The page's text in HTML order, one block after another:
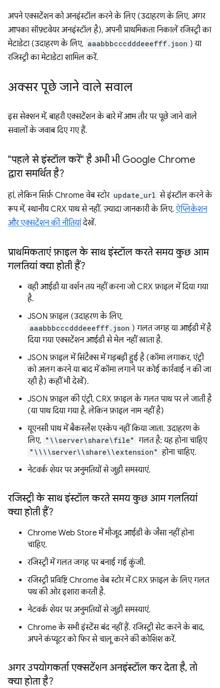
अपने एक्सटेंशन को अनइंस्टॉल करने के लिए (उदाहरण के लिए, अगर
आपका सॉफ़्टवेयर अनइंस्टॉल है), अपनी प्राथमिकता निकालें रजिस्ट्री का
मेटाडेटा (उदाहरण के लिए, aaabbbcccdddeeefff.json ) या
रजिस्ट्री का मेटाडेटा शामिल करें.
अक्सर पूछे जाने वाले सवाल
इस सेक्शन में, बाहरी एक्सटेंशन के बारे में आम तौर पर पूछे जाने वाले
सवालों के जवाब दिए गए हैं.
"पहले से इंस्टॉल करें" है अभी भी Google Chrome
द्वारा समर्थित है?
हां, लेकिन सिर्फ़ Chrome वेब स्टोर update_url से इंस्टॉल करने के
रूप में, स्थानीय CRX पाथ से नहीं. ज़्यादा जानकारी के लिए, ऐप्लिकेशन
और एक्सटेंशन की नीतियांदेखें.
प्राथमिकताएं फ़ाइल के साथ इंस्टॉल करते समय कुछ आम
गलतियां क्या होती हैं?
वही आईडी या वर्शन तय नहीं करना जो CRX फ़ाइल में दिया गया
है.
JSON फ़ाइल (उदाहरण के लिए,
aaabbbcccdddeeefff.json ) गलत जगह या आईडी में है
दिया गया एक्सटेंशन आईडी से मेल नहीं खाता है.
JSON फ़ाइल में सिंटैक्स में गड़बड़ी हुई है (कॉमा लगाकर, एंट्री
को अलग करने या बाद में कॉमा लगाने पर कोई कार्रवाई न की जा
रही है) कहीं भी देखें).
JSON फ़ाइल की एंट्री, CRX फ़ाइल के गलत पाथ पर ले जाती है
(या पाथ दिया गया है, लेकिन फ़ाइल नाम नहीं है)
यूएनसी पाथ में बैकस्लैश एस्केप नहीं किया जाता. उदाहरण के
लिए, "\\server\share\file" गलत है; यह होना चाहिए
"\\\\server\\share\\extension" होना चाहिए.
नेटवर्क शेयर पर अनुमतियों से जुड़ी समस्याएं.
रजिस्ट्री के साथ इंस्टॉल करते समय कुछ आम गलतियां
क्या होती हैं?
Chrome Web Store में मौजूद आईडी के जैसा नहीं होना
चाहिए.
रजिस्ट्री में गलत जगह पर बनाई गई कुंजी.
रजिस्ट्री प्रविष्टि Chrome वेब स्टोर में CRX फ़ाइल के लिए गलत
पथ की ओर इशारा करती है.
नेटवर्क शेयर पर अनुमतियों से जुड़ी समस्याएं.
Chrome के सभी इंस्टेंस बंद नहीं हैं. रजिस्ट्री सेट करने के बाद,
अपने कंप्यूटर को फिर से चालू करने की कोशिश करें.
अगर उपयोगकर्ता एक्सटेंशन अनइंस्टॉल कर देता है, तो
क्या होता है?